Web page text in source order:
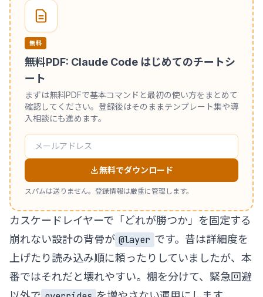
無料
無料PDF: Claude Code はじめてのチートシ
ート
まずは無料PDFで基本コマンドと最初の使い方をまとめて
確認してください。登録後はそのままテンプレート集や導
入相談にも進めます。
無料でダウンロード
スパムは送りません。登録情報は厳重に管理します。
カスケードレイヤーで「どれが勝つか」を固定する
崩れない設計の背骨が @layer です。昔は詳細度を
上げたり読み込み順に頼ったりしていましたが、本
番ではそれだと壊れやすい。棚を分けて、緊急回避